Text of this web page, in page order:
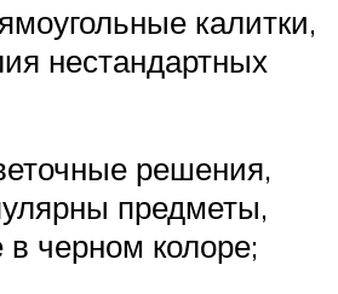
калитки,
нестандартных
решения,
предметы,
черном колоре;